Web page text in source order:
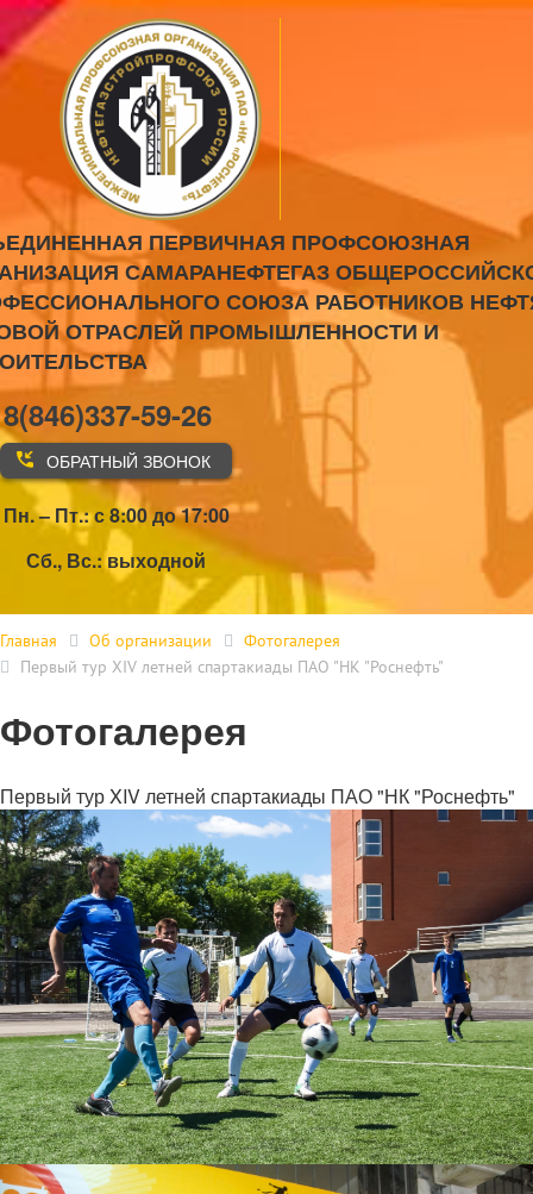
ПЕРВИЧНАЯ ПРОФСОЮЗНАЯ
САМАРАНЕФТЕГАЗ
СОЮЗА РАБОТНИКОВ
ОТРАСЛЕЙ ПРОМЫШЛЕННОСТИ И
8(846)337-59-26
ОБРАТНЫЙ ЗВОНОК
Пн. – Пт.: с 8:00 до 17:00
Сб., Вс.: выходной
Главная Об организации
Фотогалерея
Первый тур XIV летней спартакиады ПАО "НК "Роснефть"
Фотогалерея
Первый тур XIV летней спартакиады ПАО "НК "Роснефть"